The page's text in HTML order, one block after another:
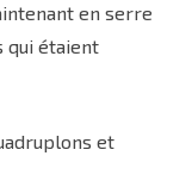
en serre
qui étaient
et